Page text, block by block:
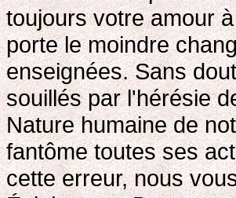
toujours votre amour
porte le moindre
enseignées. Sans
souillés par l'hérésie
Nature humaine de
fantôme toutes ses
cette erreur, nous